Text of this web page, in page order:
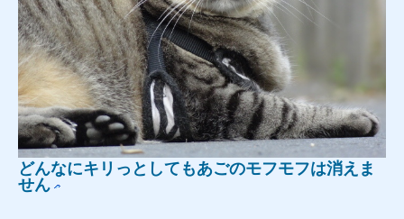
どんなにキリっとしてもあごのモフモフは消えま
せん